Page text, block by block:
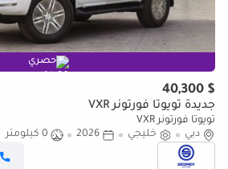
حصري
$ 40,300
جديدة تويوتا فورتونر VXR
تويوتا فورتونر VXR
دبي
خليجي 2026
0 كيلومتر